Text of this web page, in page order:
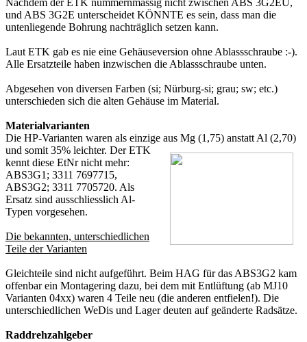
Nachdem der ETK nummernmässig nicht zwischen ABS 3G2EU,
und ABS 3G2E unterscheidet KÖNNTE es sein, dass man die
untenliegende Bohrung nachträglich setzen kann.
Laut ETK gab es nie eine Gehäuseversion ohne Ablassschraube :-).
Alle Ersatzteile haben inzwischen die Ablassschraube unten.
Abgesehen von diversen Farben (si; Nürburg-si; grau; sw; etc.)
unterschieden sich die alten Gehäuse im Material.
Materialvarianten
Die HP-Varianten waren als einzige aus Mg (1,75) anstatt Al (2,70)
und somit 35% leichter. Der ETK
kennt diese EtNr nicht mehr:
ABS3G1; 3311 7697715,
ABS3G2; 3311 7705720. Als
Ersatz sind ausschliesslich Al-
Typen vorgesehen.
Die bekannten, unterschiedlichen
Teile der Varianten
Gleichteile sind nicht aufgeführt. Beim HAG für das ABS3G2 kam
offenbar ein Montagering dazu, bei dem mit Entlüftung (ab MJ10
Varianten 04xx) waren 4 Teile neu (die anderen entfielen!). Die
unterschiedlichen WeDis und Lager deuten auf geänderte Radsätze.
Raddrehzahlgeber